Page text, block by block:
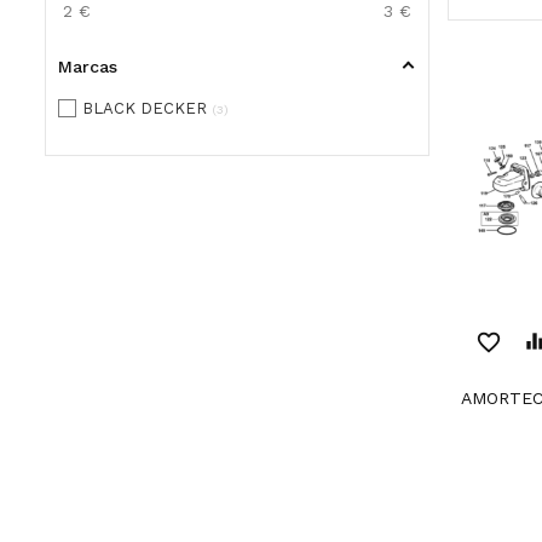
2 € 3 €
Marcas
BLACK DECKER 3
favorite_border equalizer